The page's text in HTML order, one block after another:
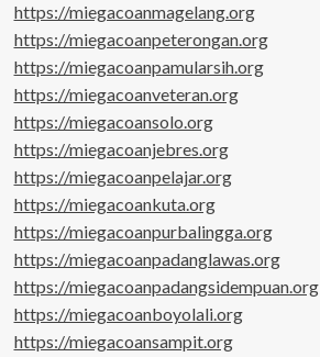
https://miegacoanmagelang.org
https://miegacoanpeterongan.org
https://miegacoanpamularsih.org
https://miegacoanveteran.org
https://miegacoansolo.org
https://miegacoanjebres.org
https://miegacoanpelajar.org
https://miegacoankuta.org
https://miegacoanpurbalingga.org
https://miegacoanpadanglawas.org
https://miegacoanpadangsidempuan.org
https://miegacoanboyolali.org
https://miegacoansampit.org